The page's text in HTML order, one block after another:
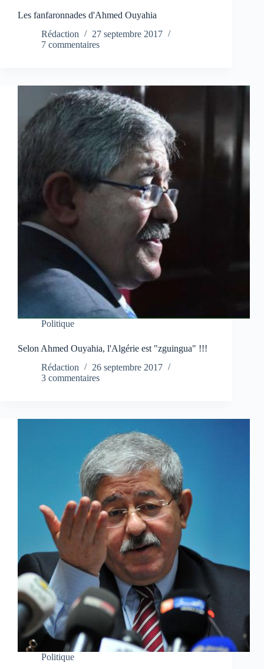
Les fanfaronnades d'Ahmed Ouyahia
Rédaction
27 septembre 2017
7 commentaires
Politique
Selon Ahmed Ouyahia, l'Algérie est "zguingua" !!!
Rédaction
26 septembre 2017
3 commentaires
Politique